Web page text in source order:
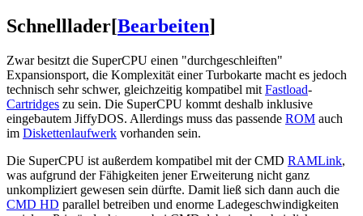
Schnelllader[Bearbeiten]
Zwar besitzt die SuperCPU einen "durchgeschleiften"
Expansionsport, die Komplexität einer Turbokarte macht es jedoch
technisch sehr schwer, gleichzeitig kompatibel mit Fastload-
Cartridges zu sein. Die SuperCPU kommt deshalb inklusive
eingebautem JiffyDOS. Allerdings muss das passende ROM auch
im Diskettenlaufwerk vorhanden sein.
Die SuperCPU ist außerdem kompatibel mit der CMD RAMLink,
was aufgrund der Fähigkeiten jener Erweiterung nicht ganz
unkompliziert gewesen sein dürfte. Damit ließ sich dann auch die
CMD HD parallel betreiben und enorme Ladegeschwindigkeiten